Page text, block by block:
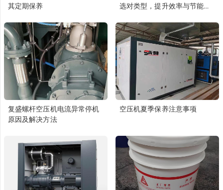
其定期保养
选对类型，提升效率与节能
复盛螺杆空压机电流异常停机
原因及解决方法
空压机夏季保养注意事项